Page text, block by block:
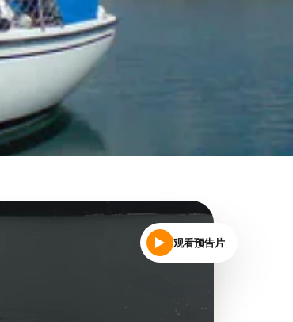
观看预告片